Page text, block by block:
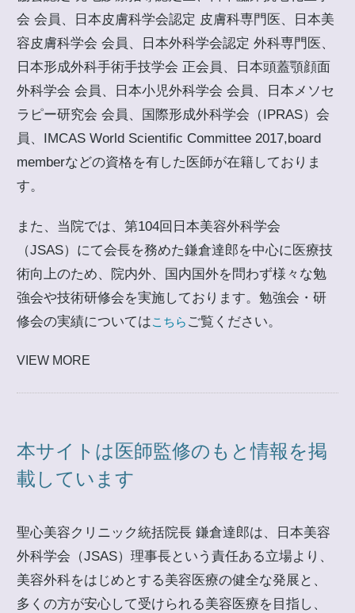
会 会員、日本皮膚科学会認定 皮膚科専門医、日本美
容皮膚科学会 会員、日本外科学会認定 外科専門医、
日本形成外科手術手技学会 正会員、日本頭蓋顎顔面
外科学会 会員、日本小児外科学会 会員、日本メソセ
ラピー研究会 会員、国際形成外科学会（IPRAS）会
員、IMCAS World Scientific Committee 2017,board
memberなどの資格を有した医師が在籍しておりま
す。
また、当院では、第104回日本美容外科学会
（JSAS）にて会長を務めた鎌倉達郎を中心に医療技
術向上のため、院内外、国内国外を問わず様々な勉
強会や技術研修会を実施しております。勉強会・研
修会の実績についてはこちら ご覧ください。
VIEW MORE
本サイトは医師監修のもと情報を掲
載しています
聖心美容クリニック統括院長 鎌倉達郎は、日本美容
外科学会（JSAS）理事長という責任ある立場より、
美容外科をはじめとする美容医療の健全な発展と、
多くの方が安心して受けられる美容医療を目指し、